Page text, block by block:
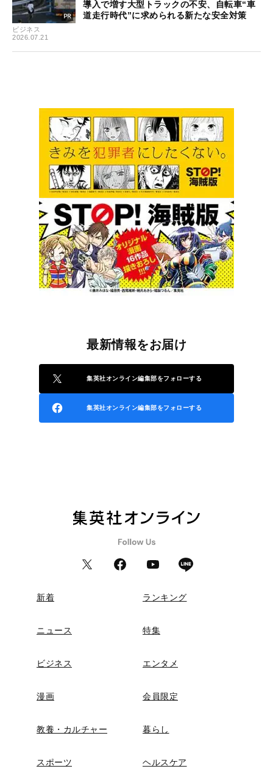
ビジネス
2026.07.21
導入で増す大型トラックの不安、自転車“車
道走行時代”に求められる新たな安全対策
最新情報をお届け
集英社オンライン編集部をフォローする
集英社オンライン編集部をフォローする
新着 ランキング
ニュース 特集
ビジネス エンタメ
漫画 会員限定
教養・カルチャー 暮らし
スポーツ ヘルスケア